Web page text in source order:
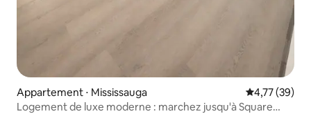
Appartement ⋅ Mississauga Évaluation
4,77 (39)
Logement de luxe moderne : marchez jusqu'à Square